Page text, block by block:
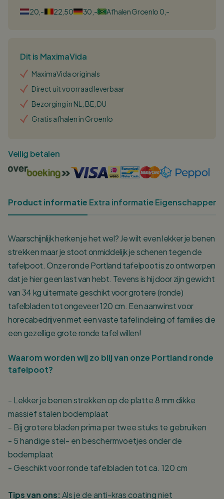
20,- 22,50 30,- Afhalen Groenlo 0,-
Dit is MaximaVida
MaximaVida originals
Direct uit voorraad leverbaar
Bezorging in NL, BE, DU
Gratis afhalen in Groenlo
Veilig betalen
Product informatie Extra informatieEigenschappen
Waarschijnlijk herken je het wel? Je wilt even lekker je benen
strekken maar je stoot onmiddelijk je schenen tegen de
tafelpoot. Onze ronde Portland tafelpoot is zo ontworpen
dat je hier geen last van hebt. Tevens is hij door zijn gewicht
van 34 kg uitermate geschikt voor grotere (ronde)
tafelbladen tot ongeveer 120 cm. Een aanwinst voor
horecabedrijven met een vaste tafel indeling of families die
een gezellige grote ronde tafel willen!
Waarom worden wij zo blij van onze Portland ronde
tafelpoot?
- Lekker je benen strekken op de platte 8 mm dikke
massief stalen bodemplaat
- Bij grotere bladen prima per twee stuks te gebruiken
- 5 handige stel- en beschermvoetjes onder de
bodemplaat
- Geschikt voor ronde tafelbladen tot ca. 120 cm
Tips van ons: Als je de anti-kras coating niet